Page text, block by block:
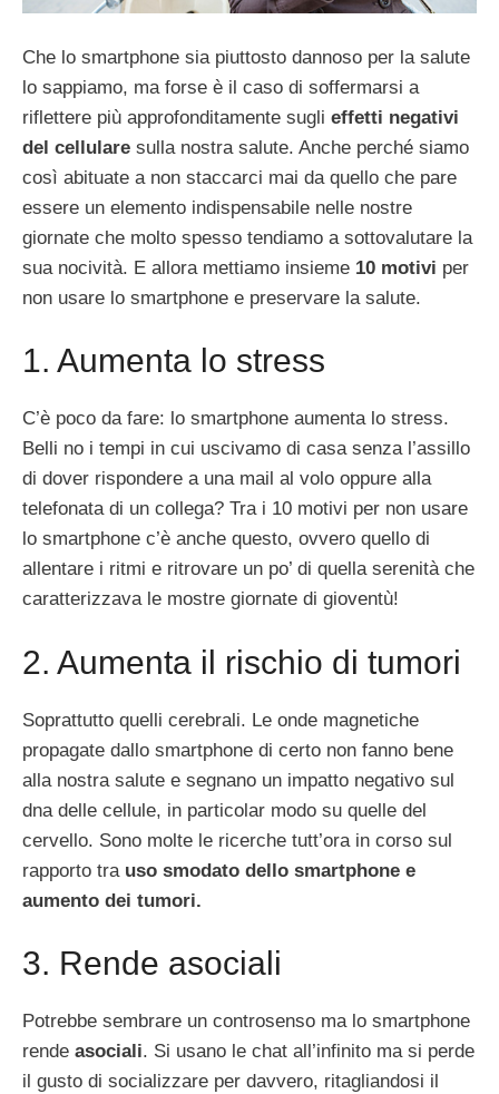
Che lo smartphone sia piuttosto dannoso per la salute
lo sappiamo, ma forse è il caso di soffermarsi a
riflettere più approfonditamente sugli effetti negativi
del cellulare sulla nostra salute. Anche perché siamo
così abituate a non staccarci mai da quello che pare
essere un elemento indispensabile nelle nostre
giornate che molto spesso tendiamo a sottovalutare la
sua nocività. E allora mettiamo insieme 10 motivi per
non usare lo smartphone e preservare la salute.
1. Aumenta lo stress
C’è poco da fare: lo smartphone aumenta lo stress.
Belli no i tempi in cui uscivamo di casa senza l’assillo
di dover rispondere a una mail al volo oppure alla
telefonata di un collega? Tra i 10 motivi per non usare
lo smartphone c’è anche questo, ovvero quello di
allentare i ritmi e ritrovare un po’ di quella serenità che
caratterizzava le mostre giornate di gioventù!
2. Aumenta il rischio di tumori
Soprattutto quelli cerebrali. Le onde magnetiche
propagate dallo smartphone di certo non fanno bene
alla nostra salute e segnano un impatto negativo sul
dna delle cellule, in particolar modo su quelle del
cervello. Sono molte le ricerche tutt’ora in corso sul
rapporto tra uso smodato dello smartphone e
aumento dei tumori.
3. Rende asociali
Potrebbe sembrare un controsenso ma lo smartphone
rende asociali. Si usano le chat all’infinito ma si perde
il gusto di socializzare per davvero, ritagliandosi il